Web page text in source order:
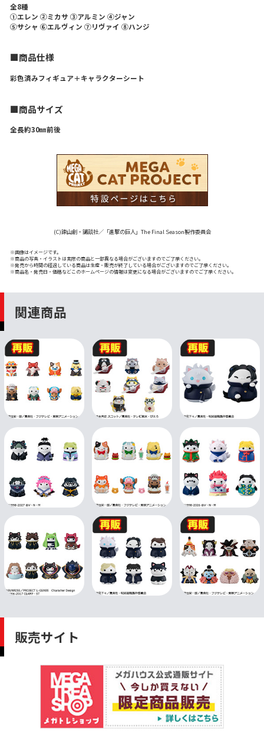
全8種
①エレン ②ミカサ ③アルミン ④ジャン
⑤サシャ ⑥エルヴィン ⑦リヴァイ ⑧ハンジ
■商品仕様
彩色済みフィギュア＋キャラクターシート
■商品サイズ
全長約30㎜前後
(C)諫山創・講談社／「進撃の巨人」The Final Season製作委員会
※画像はイメージです。
※商品の写真・イラストは実際の商品と一部異なる場合がございますのでご了承ください。
※発売から時間の経過している商品は生産・販売が終了している場合がございますのでご了承ください。
※商品名・発売日・価格などこのホームページの情報は変更になる場合がございますのでご了承ください。
関連商品
販売サイト